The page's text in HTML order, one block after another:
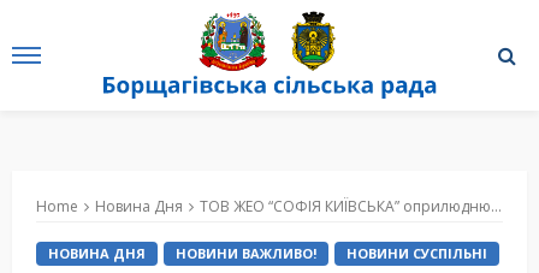
Home Новина Дня ТОВ ЖЕО “СОФІЯ КИЇВСЬКА” оприлюднює публічний договір про надання послуг з утримання будинків, споруд та прибудинкових територій.
НОВИНА ДНЯ НОВИНИ ВАЖЛИВО! НОВИНИ СУСПІЛЬНІ